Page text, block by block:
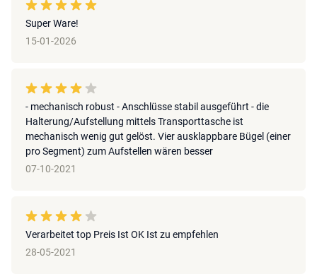
Super Ware!
15-01-2026
- mechanisch robust - Anschlüsse stabil ausgeführt - die
Halterung/Aufstellung mittels Transporttasche ist
mechanisch wenig gut gelöst. Vier ausklappbare Bügel (einer
pro Segment) zum Aufstellen wären besser
07-10-2021
Verarbeitet top Preis Ist OK Ist zu empfehlen
28-05-2021